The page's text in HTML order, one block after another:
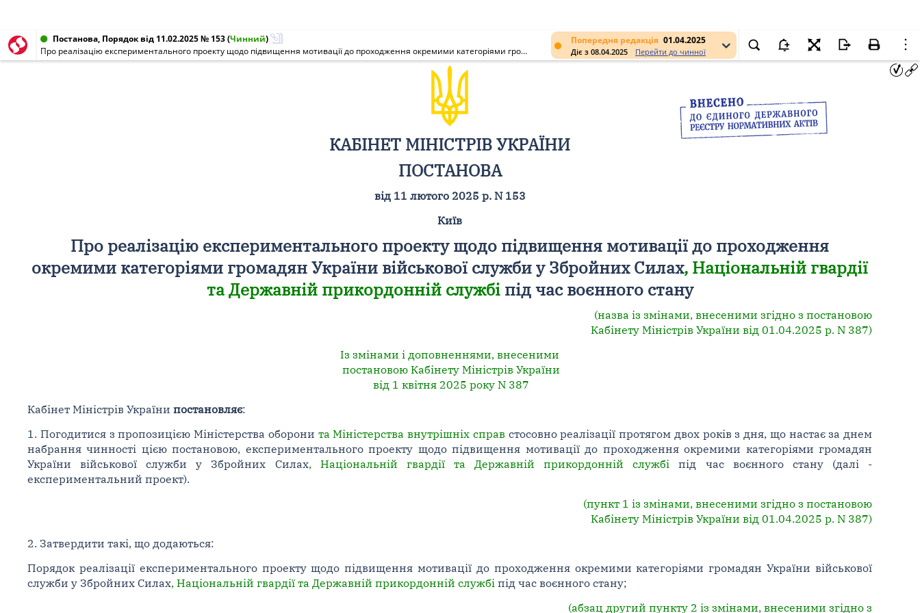
Попередня редакція 01.04.2025
Діє з 08.04.2025 Перейти до чинної
Постанова, Порядок від 11.02.2025 № 153(Чинний)
Про реалізацію експериментального проекту щодо підвищення мотивації до проходження окремими категоріями громадян України військової служби у Збройних Силах, Національній гвардії та Державній прикордонній службі під час воєнного стану